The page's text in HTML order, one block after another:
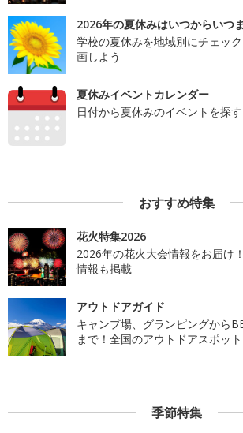
2026年の夏休みはいつからいつ
学校の夏休みを地域別にチェッ
画しよう
夏休みイベントカレンダー
日付から夏休みのイベントを探す
おすすめ特集
花火特集2026
2026年の花火大会情報をお届け
情報も掲載
アウトドアガイド
キャンプ場、グランピングから
まで！全国のアウトドアスポッ
季節特集